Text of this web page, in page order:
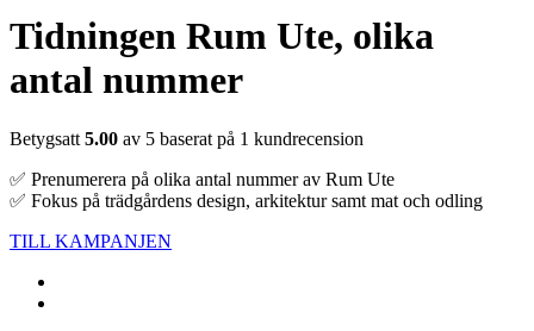
Tidningen Rum Ute, olika
antal nummer
Betygsatt 5.00 av 5 baserat på 1 kundrecension
✅ Prenumerera på olika antal nummer av Rum Ute
✅ Fokus på trädgårdens design, arkitektur samt mat och odling
TILL KAMPANJEN